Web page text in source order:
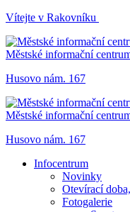
Vítejte v Rakovníku
Městské informační
Husovo nám. 167
Městské informační
Husovo nám. 167
Infocentrum
Novinky
Otevírací
Fotogalerie